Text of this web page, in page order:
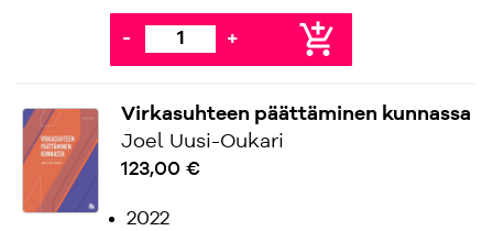
- + add_shopping_cart
Virkasuhteen päättäminen kunnassa
Joel Uusi-Oukari
123,00 €
2022